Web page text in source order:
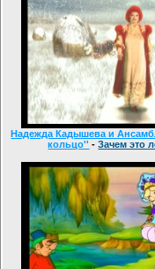
Надежда Кадышева и
кольцо'' -Зачем это